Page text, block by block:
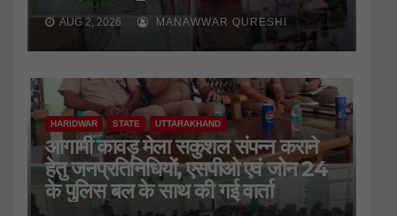
AUG 2, 2026 MANAWWAR QURESHI
HARIDWAR STATE UTTARAKHAND
आगामी कावड़ मेला सकुशल संपन्न कराने
हेतु जनप्रतिनिधियों, एसपीओ एवं जोन 24
के पुलिस बल के साथ की गई वार्ता